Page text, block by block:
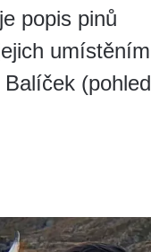
popis pinů
umístěním
(pohled